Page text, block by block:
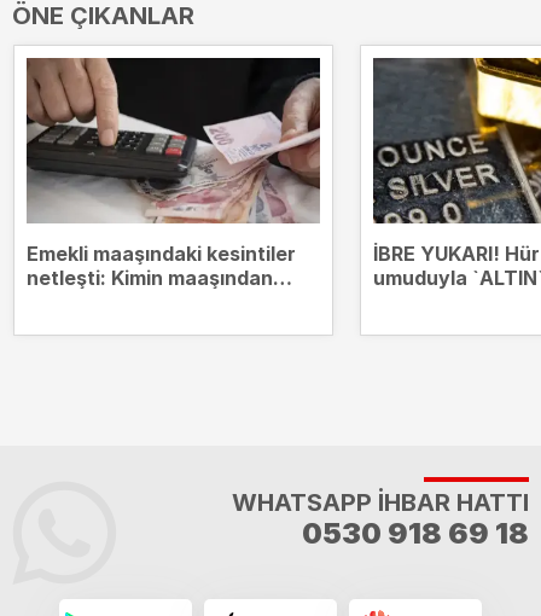
ÖNE ÇIKANLAR
Emekli maaşındaki kesintiler
netleşti: Kimin maaşından
İBRE YUKARI!
umuduyla
WHATSAPP İHBAR HATTI
0530 918 69 18